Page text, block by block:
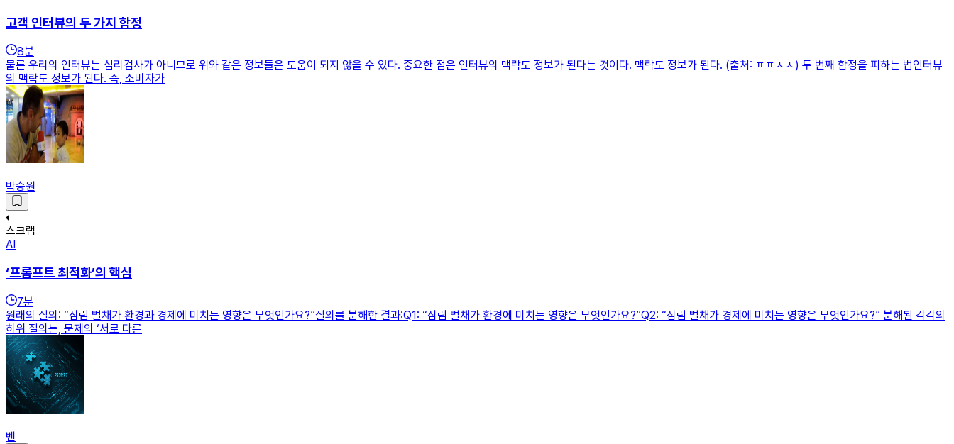
고객 인터뷰의 두 가지 함정
8분
물론 우리의 인터뷰는 심리검사가 아니므로 위와 같은 정보들은 도움이 되지 않을 수 있다. 중요한 점은 인터뷰의 맥락도 정보가 된다는 것이다. 맥락도 정보가 된다. (출처: ㅍㅍㅅㅅ) 두 번째 함정을 피하는 법인터뷰
의 맥락도 정보가 된다. 즉, 소비자가
박승원
스크랩
AI
‘프롬프트 최적화’의 핵심
7분
원래의 질의: “삼림 벌채가 환경과 경제에 미치는 영향은 무엇인가요?”질의를 분해한 결과:Q1: “삼림 벌채가 환경에 미치는 영향은 무엇인가요?”Q2: “삼림 벌채가 경제에 미치는 영향은 무엇인가요?” 분해된 각각의
하위 질의는, 문제의 ‘서로 다른
벤